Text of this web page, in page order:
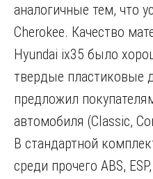
аналогичные тем, что
Cherokee. Качество
Hyundai ix35 было
твердые пластиковые
предложил
автомобиля (Classic,
В стандартной
среди прочего ABS,